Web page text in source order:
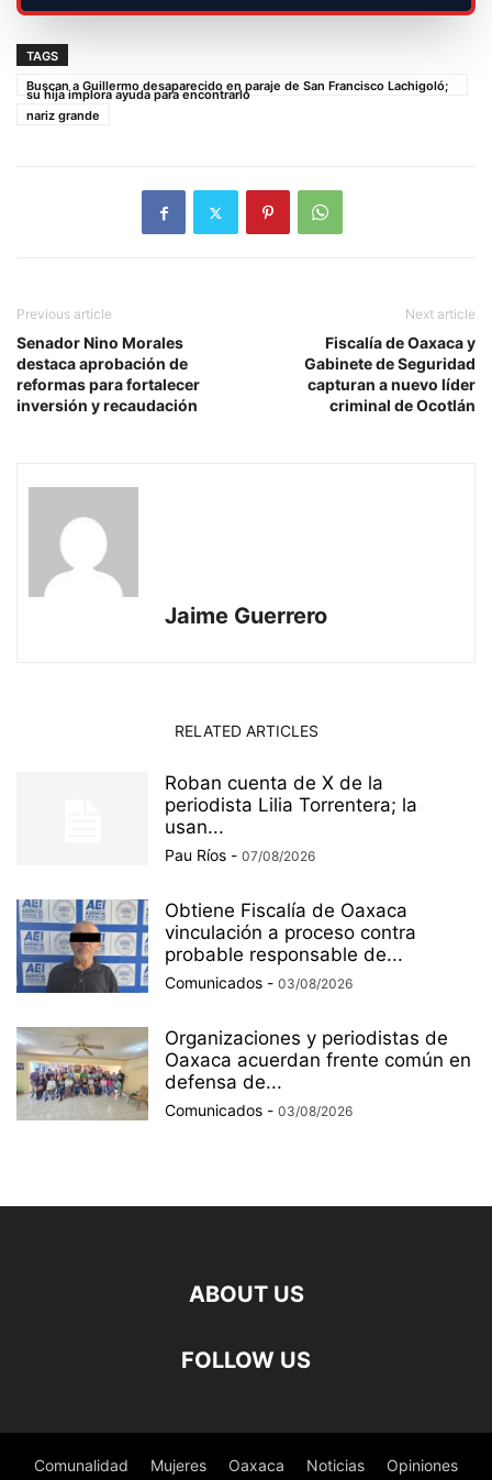
TAGS
Buscan a Guillermo desaparecido en paraje de San Francisco Lachigoló;
su hija implora ayuda para encontrarlo
nariz grande
Previous article
Senador Nino Morales
destaca aprobación de
reformas para fortalecer
inversión y recaudación
Next article
Fiscalía de Oaxaca y
Gabinete de Seguridad
capturan a nuevo líder
criminal de Ocotlán
Jaime Guerrero
RELATED ARTICLES
Roban cuenta de X de la
periodista Lilia Torrentera; la
usan...
Pau Ríos - 07/08/2026
Obtiene Fiscalía de Oaxaca
vinculación a proceso contra
probable responsable de...
Comunicados - 03/08/2026
Organizaciones y periodistas de
Oaxaca acuerdan frente común en
defensa de...
Comunicados - 03/08/2026
ABOUT US
FOLLOW US
Comunalidad Mujeres Oaxaca Noticias Opiniones